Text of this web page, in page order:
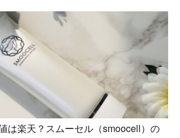
は楽天？スムーセル（smoocell）の